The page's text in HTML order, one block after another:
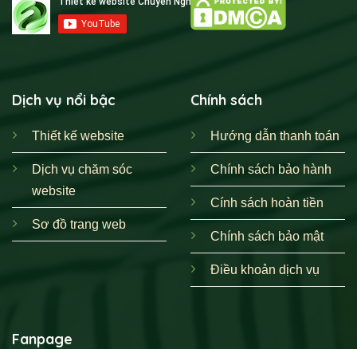
Dịch vụ nổi bậc
Thiết kế website
Dịch vụ chăm sóc
website
Sơ đồ trang web
Chính sách
Hướng dẫn thanh toán
Chính sách bảo hành
Cính sách hoàn tiền
Chính sách bảo mật
Điều khoản dịch vụ
Fanpage